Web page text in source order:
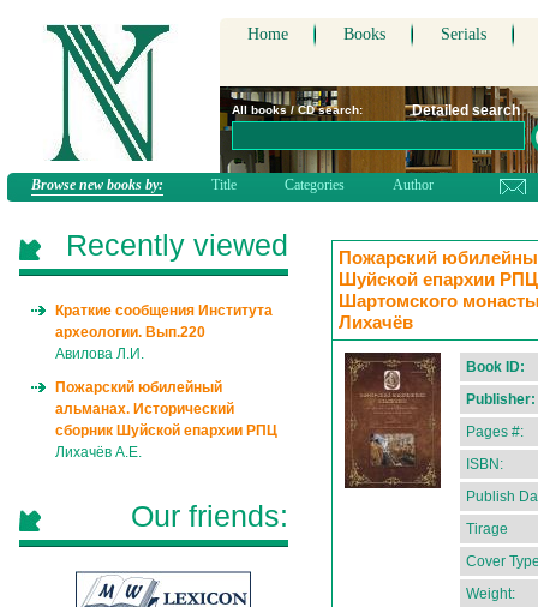
Home Books Serials
All books / CD search: Detailed search
Browse new books by: Title Categories Author
Пожарский
Шуйской епархии
Шартомского
Лихачёв
Book ID:
Publisher:
Pages #:
ISBN:
Publish
Tirage
Cover
Weight:
Recently viewed
Краткие сообщения Института
археологии. Вып.220
Авилова Л.И.
Пожарский юбилейный
альманах. Исторический
сборник Шуйской епархии РПЦ
Лихачёв А.Е.
Our friends: